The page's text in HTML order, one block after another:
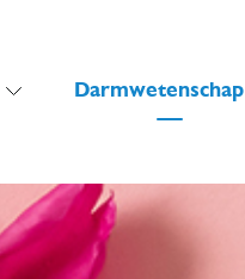
Darmwetenschap